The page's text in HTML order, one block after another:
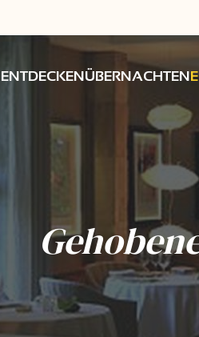
ENTDECKENÜBERNACHTEN